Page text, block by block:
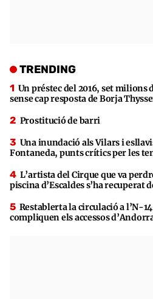
TRENDING
Un préstec del 2016, set milions
sense cap resposta de Borja
Prostitució de barri
Una inundació als Vilars i
Fontaneda, punts crítics per les
L’artista del Cirque que va
piscina d’Escaldes s’ha recuperat
Restablerta la circulació a l’N-
compliquen els accessos